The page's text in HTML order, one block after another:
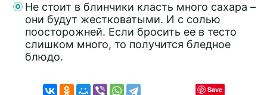
Не стоит в блинчики класть много сахара –
они будут жестковатыми. И с солью
поосторожней. Если бросить ее в тесто
слишком много, то получится бледное
блюдо.
Save